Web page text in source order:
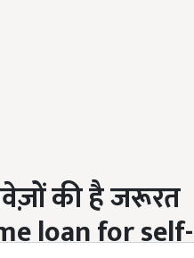
की है जरूरत
loan for self-